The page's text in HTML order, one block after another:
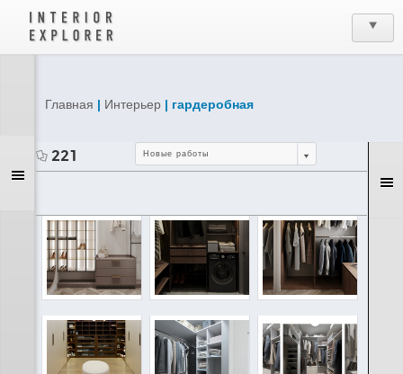
Главная | Интерьер | гардеробная
221 Новые работы